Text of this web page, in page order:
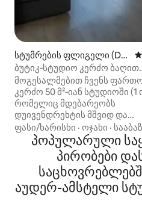
სტუმრების ფლიგელი (Dui
vendrecht)
ბუტიკ‑სტუდიო კერძო ბაღით
ამსტერდამთან ახლოს
მოგესალმებით ჩვენს
კერძო 50 მ²‑იან სტუდიოში (1
რომელიც მდებარეობს
დუივენდრეხტის მშვიდ და
ოჯახებისთვის შესაფერის
ამსტერდამის მახლობლად.
იდეალურია
ოჯახებისთვის, საქმიანი
მოგზაურებისთვის და
გამართულ ღონისძიებებზე
დამსწრეებისთვის. ✔ Ცალკე
ფასი/ხარისხი · ოჯახი ·
პოპულარული
პირობები
აუდერ-ამსტელი